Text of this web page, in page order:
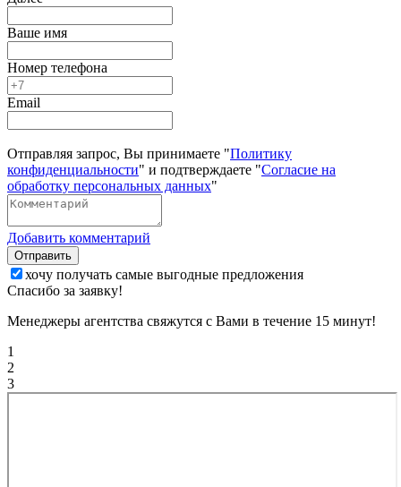
Ваше имя
Номер телефона
Email
Отправляя запрос, Вы принимаете "Политику
конфиденциальности" и подтверждаете "Согласие на
обработку персональных данных"
Добавить комментарий
Отправить
хочу получать самые выгодные предложения
Спасибо за заявку!
Менеджеры агентства свяжутся с Вами в течение 15 минут!
1
2
3